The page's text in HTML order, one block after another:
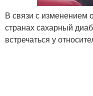
В связи с изменением
странах сахарный
встречаться у